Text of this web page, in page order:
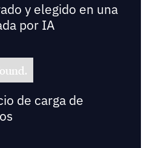
y elegido en una
por IA
de carga de